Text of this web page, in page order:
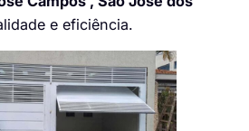
e eficiência.